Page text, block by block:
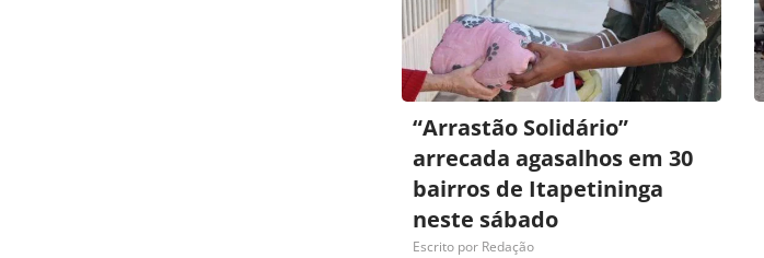
“Arrastão Solidário”
arrecada agasalhos em 30
bairros de Itapetininga
neste sábado
Escrito por Redação